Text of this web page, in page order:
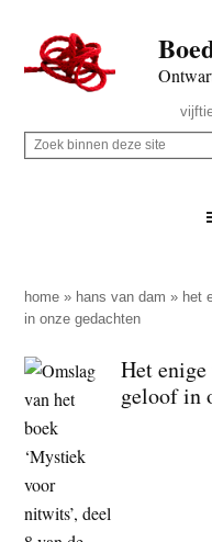
naar
de
inhoud
secondary
naar
de
sidebar
naar
de
Rechts
Z
p
d
e
z
e
s
i
t
Z
i
n
e
n
d
e
z
e
home » hans van dam » het
in onze gedachten
Het
geloof in